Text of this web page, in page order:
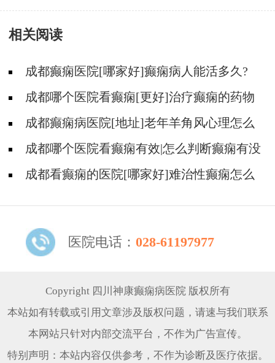
相关阅读
成都癫痫医院[哪家好]癫痫病人能活多久?
成都哪个医院看癫痫[更好]治疗癫痫的药物
不良反应是什么?
成都癫痫病医院[地址]老年羊角风心理怎么
调整?成都哪个医院看癫痫有效|怎么判断癫痫有没
有发作?
成都看癫痫的医院[哪家好]难治性癫痫怎么
医院电话： 028-61197977
Copyright 四川神康癫痫病医院 版权所有
本站如有转载或引用文章涉及版权问题，请速与我们联系
本网站只针对内部交流平台，不作为广告宣传。
特别声明：本站内容仅供参考，不作为诊断及医疗依据。